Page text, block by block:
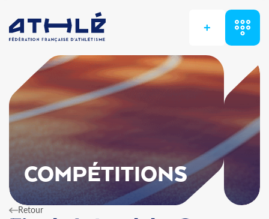
+
COMPÉTITIONS
Retour